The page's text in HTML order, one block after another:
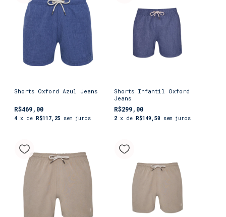
Shorts Oxford Azul Jeans
R$469,00
4 x de R$117,25 sem juros
Shorts Infantil Oxford
Jeans
R$299,00
2 x de R$149,50 sem juros